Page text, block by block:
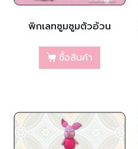
พิกเลทซูมซูมตัวอ้วน
ซื้อสินค้า